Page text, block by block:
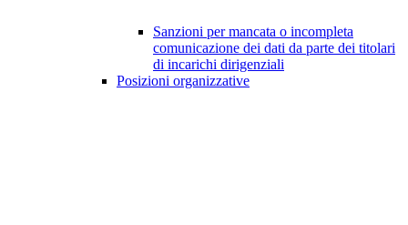
Sanzioni per mancata o incompleta
comunicazione dei dati da parte dei titolari
di incarichi dirigenziali
Posizioni organizzative